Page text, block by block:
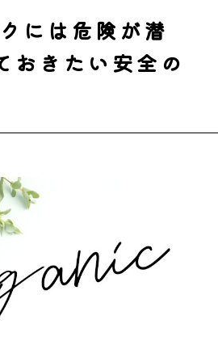
には危険が潜
おきたい安全の